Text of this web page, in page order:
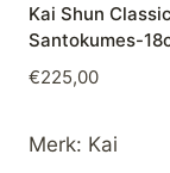
Kai Shun Classic
Santokumes-
€225,00
Merk: Kai